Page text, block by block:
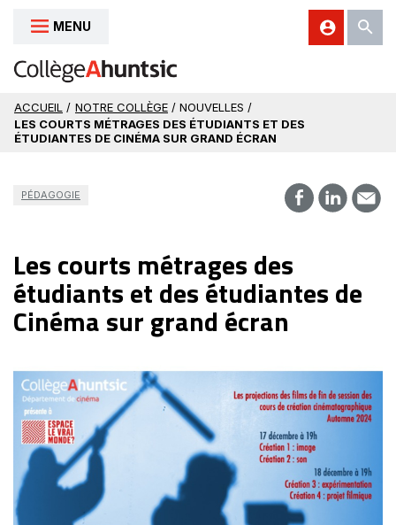
Aller au contenu
MENU
ACCUEIL / NOTRE COLLÈGE / NOUVELLES /
LES COURTS MÉTRAGES DES ÉTUDIANTS ET DES
ÉTUDIANTES DE CINÉMA SUR GRAND ÉCRAN
PÉDAGOGIE
Les courts métrages des
étudiants et des étudiantes de
Cinéma sur grand écran